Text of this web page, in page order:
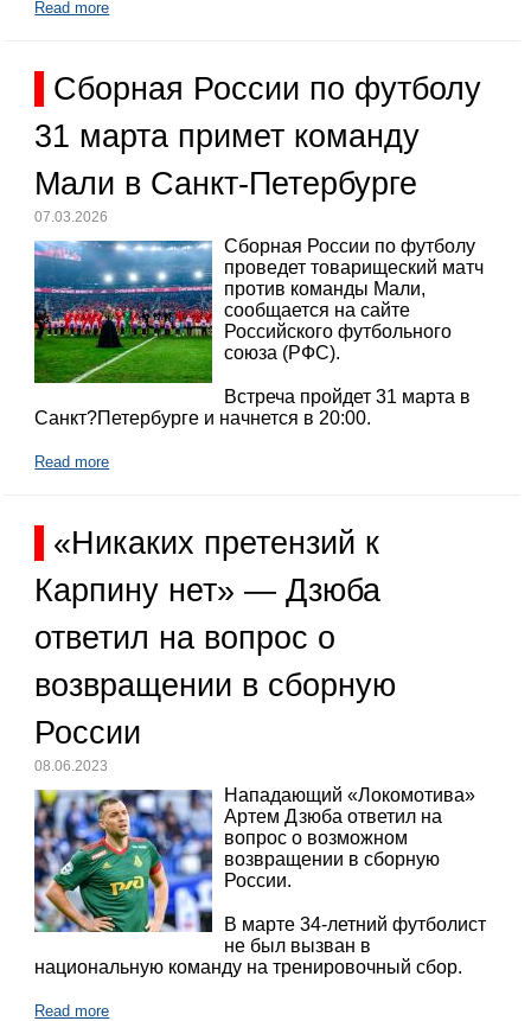
Read more
Сборная России по футболу
31 марта примет команду
Мали в Санкт-Петербурге
07.03.2026
Сборная России по футболу
проведет товарищеский матч
против команды Мали,
сообщается на сайте
Российского футбольного
союза (РФС).
Встреча пройдет 31 марта в
Санкт?Петербурге и начнется в 20:00.
Read more
«Никаких претензий к
Карпину нет» — Дзюба
ответил на вопрос о
возвращении в сборную
России
08.06.2023
Нападающий «Локомотива»
Артем Дзюба ответил на
вопрос о возможном
возвращении в сборную
России.
В марте 34-летний футболист
не был вызван в
национальную команду на тренировочный сбор.
Read more